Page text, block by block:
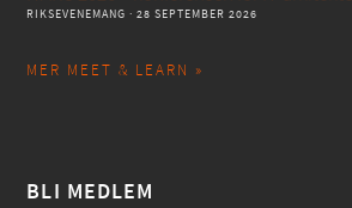
RIKSEVENEMANG · 28 SEPTEMBER 2026
MER MEET & LEARN »
BLI MEDLEM